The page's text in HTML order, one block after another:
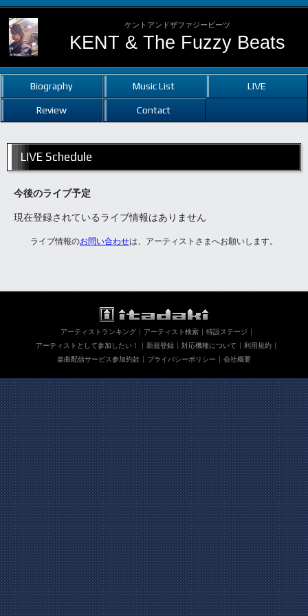
ケントアンドザファジービーツ
KENT & The Fuzzy Beats
Biography Music List LIVE
Review Contact
LIVE Schedule
今後のライブ予定
現在登録されているライブ情報はありません
ライブ情報のお問い合わせは、アーティストさまへお願いします。
アーティストランキング アーティスト検索
特設ステージ
アーティストとして参加したい！
新規登録 対応機種について
利用規約
楽曲配信サービス参加約款
プライバシーポリシー 会社概要